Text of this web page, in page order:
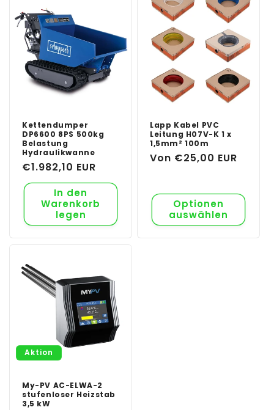
Kettendumper
DP6600 8PS 500kg
Belastung
Hydraulikwanne
Normaler
Preis
€1.982,10 EUR
In den
Warenkorb
legen
Lapp Kabel PVC
Leitung H07V-K 1 x
1,5mm² 100m
Normaler
Von €25,00 EUR
Optionen
auswählen
Aktion
My-PV AC-ELWA-2
stufenloser Heizstab
3,5 kW